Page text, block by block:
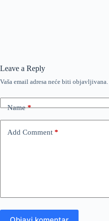
Leave a Reply
Vaša email adresa neće biti objavljivana.
Name*
Add Comment *